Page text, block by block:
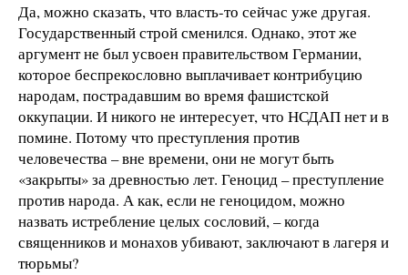
Да, можно сказать, что власть-то сейчас уже другая.
Государственный строй сменился. Однако, этот же
аргумент не был усвоен правительством Германии,
которое беспрекословно выплачивает контрибуцию
народам, пострадавшим во время фашистской
оккупации. И никого не интересует, что НСДАП нет и в
помине. Потому что преступления против
человечества – вне времени, они не могут быть
«закрыты» за древностью лет. Геноцид – преступление
против народа. А как, если не геноцидом, можно
назвать истребление целых сословий, – когда
священников и монахов убивают, заключают в лагеря и
тюрьмы?